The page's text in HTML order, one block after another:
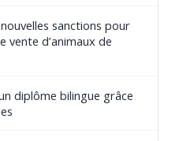
sanctions pour
vente d’animaux de
diplôme bilingue grâce